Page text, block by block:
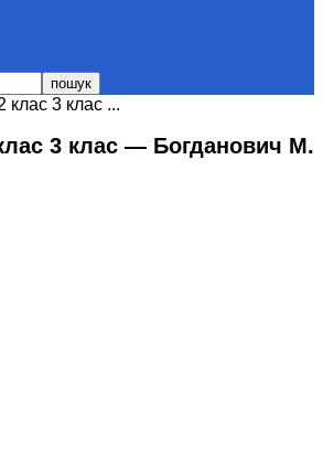
клас 3 клас ...
3 клас — Богданович М.